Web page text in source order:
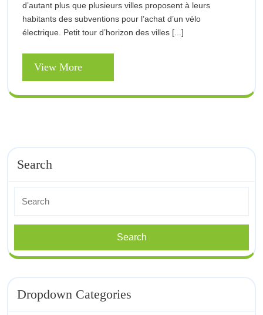
subventions
dans
votre
d’autant plus que plusieurs villes proposent à leurs
habitants des subventions pour l’achat d’un vélo
électrique. Petit tour d’horizon des villes [...]
View More
More
Search
for:
Dropdown Categories